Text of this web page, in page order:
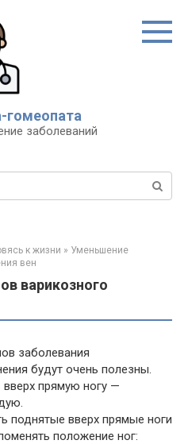
гомеопата
заболеваний
к жизни » Уменьшение
вен
варикозного
заболевания
будут очень полезны.
прямую ногу —
поднятые вверх прямые ноги
положение ног: